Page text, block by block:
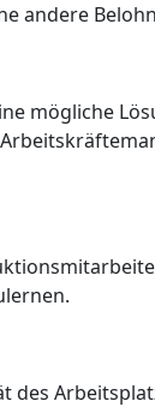
andere